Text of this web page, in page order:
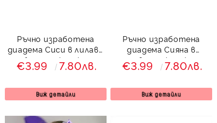
Ръчно изработена
диадема Сиси в лилаво
и бяло от колекция
Лилавина
€3.99 7.80лв.
Виж детайли
Ръчно изработена
диадема Сияна в
лилаво от колекция
Лилавина
€3.99 7.80лв.
Виж детайли